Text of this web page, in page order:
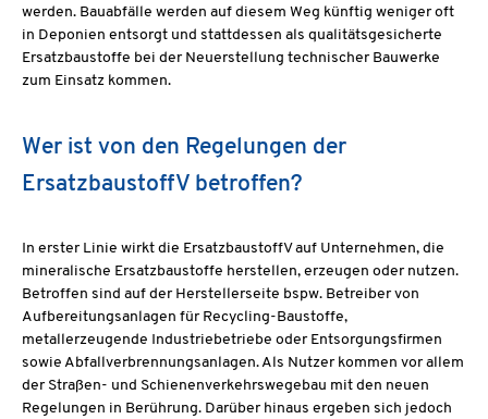
werden. Bauabfälle werden auf diesem Weg künftig weniger oft
in Deponien entsorgt und stattdessen als qualitätsgesicherte
Ersatzbaustoffe bei der Neuerstellung technischer Bauwerke
zum Einsatz kommen.
Wer ist von den Regelungen der
ErsatzbaustoffV betroffen?
In erster Linie wirkt die ErsatzbaustoffV auf Unternehmen, die
mineralische Ersatzbaustoffe herstellen, erzeugen oder nutzen.
Betroffen sind auf der Herstellerseite bspw. Betreiber von
Aufbereitungsanlagen für Recycling-Baustoffe,
metallerzeugende Industriebetriebe oder Entsorgungsfirmen
sowie Abfallverbrennungsanlagen. Als Nutzer kommen vor allem
der Straßen- und Schienenverkehrswegebau mit den neuen
Regelungen in Berührung. Darüber hinaus ergeben sich jedoch